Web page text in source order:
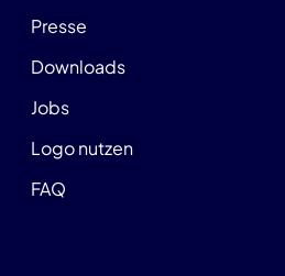
Presse
Downloads
Jobs
Logo nutzen
FAQ